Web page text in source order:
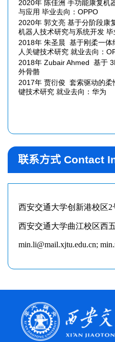
联系方式 Contact